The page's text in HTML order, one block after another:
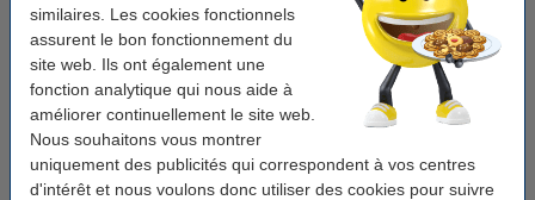
similaires. Les cookies fonctionnels
assurent le bon fonctionnement du
site web. Ils ont également une
fonction analytique qui nous aide à
améliorer continuellement le site web.
Nous souhaitons vous montrer
uniquement des publicités qui correspondent à vos centres
d'intérêt et nous voulons donc utiliser des cookies pour suivre
Voir les spécifications et la description
619,50 € Commander
Temporairement épuisé